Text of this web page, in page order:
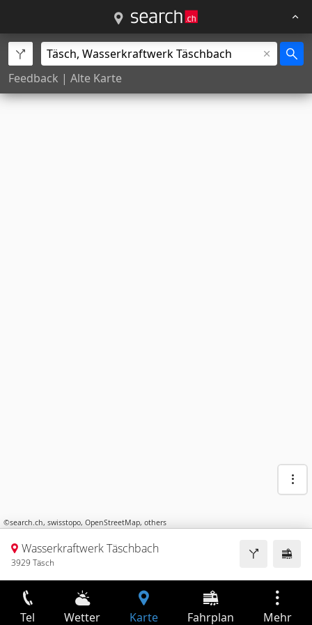
Feedback | Alte Karte
©search.ch, swisstopo, OpenStreetMap, others
Wasserkraftwerk Täschbach
3929 Täsch
Tel Wetter Karte Fahrplan Mehr